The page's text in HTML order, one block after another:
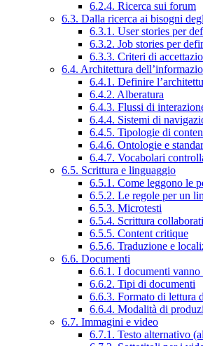
6.2.4. Ricerca sui forum
6.3. Dalla ricerca ai bisogni
6.3.1. User stories per
6.3.2. Job stories per
6.3.3. Criteri di
6.4. Architettura
6.4.1. Definire
6.4.2. Alberatura
6.4.3. Flussi di
6.4.4. Sistemi di
6.4.5. Tipologie di
6.4.6. Ontologie e
6.4.7. Vocabolari
6.5. Scrittura e linguaggio
6.5.1. Come leggono le
6.5.2. Le regole per un
6.5.3. Microtesti
6.5.4. Scrittura
6.5.5. Content critique
6.5.6. Traduzione e
6.6. Documenti
6.6.1. I documenti vanno
6.6.2. Tipi di documenti
6.6.3. Formato di lettura
6.6.4. Modalità di
6.7. Immagini e video
6.7.1. Testo alternativo